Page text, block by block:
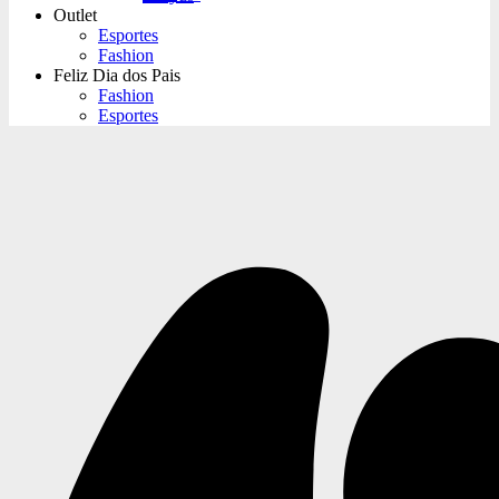
Outlet
Esportes
Fashion
Feliz Dia dos Pais
Fashion
Esportes